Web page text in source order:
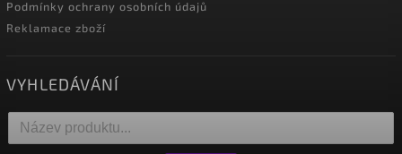
Podmínky ochrany osobních údajů
Reklamace zboží
VYHLEDÁVÁNÍ